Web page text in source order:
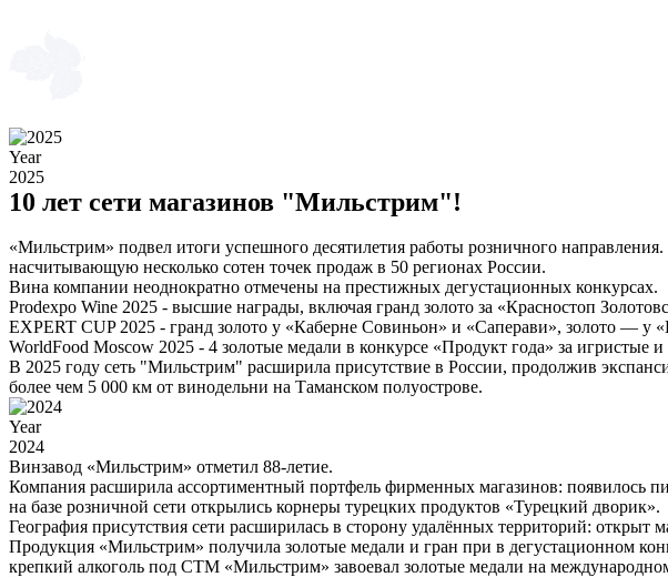
Year
2025
10 лет сети магазинов "Мильстрим"!
«Мильстрим» подвел итоги успешного десятилетия работы розничного
насчитывающую несколько сотен точек продаж в 50 регионах России.
Вина компании неоднократно отмечены на престижных дегустационных конкурсах.
Prodexpo Wine 2025 - высшие награды, включая гранд золото за «Красностоп
EXPERT CUP 2025 - гранд золото у «Каберне Совиньон» и «Саперави», золото — у
WorldFood Moscow 2025 - 4 золотые медали в конкурсе «Продукт года» за игристые
В 2025 году сеть "Мильстрим" расширила присутствие в России, продолжив
более чем 5 000 км от винодельни на Таманском полуострове.
Year
2024
Винзавод «Мильстрим» отметил 88-летие.
Компания расширила ассортиментный портфель фирменных магазинов: появилось
на базе розничной сети открылись корнеры турецких продуктов «Турецкий дворик».
География присутствия сети расширилась в сторону удалённых территорий:
Продукция «Мильстрим» получила золотые медали и гран при в дегустационном
крепкий алкоголь под СТМ «Мильстрим» завоевал золотые медали на